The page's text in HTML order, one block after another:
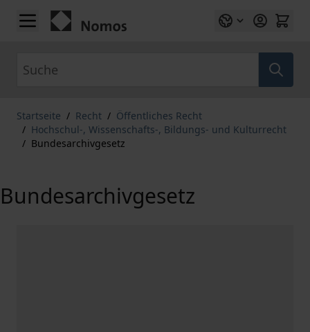
Zum Inhalt springen
Startseite / Recht / Öffentliches Recht
/ Hochschul-, Wissenschafts-, Bildungs- und Kulturrecht
/ Bundesarchivgesetz
Bundesarchivgesetz